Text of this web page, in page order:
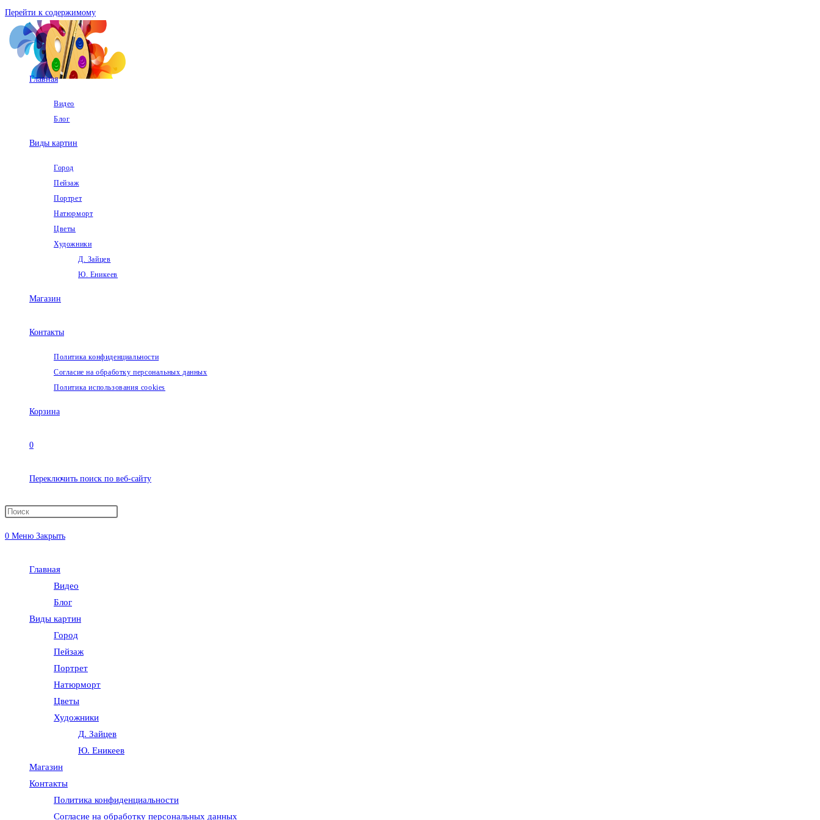
Перейти к содержимому
Главная
Видео
Блог
Виды картин
Город
Пейзаж
Портрет
Натюрморт
Цветы
Художники
Д. Зайцев
Ю. Еникеев
Магазин
Контакты
Политика конфиденциальности
Согласие на обработку персональных данных
Политика использования cookies
Корзина
0
Переключить поиск по веб-сайту
0 Меню Закрыть
Главная
Видео
Блог
Виды картин
Город
Пейзаж
Портрет
Натюрморт
Цветы
Художники
Д. Зайцев
Ю. Еникеев
Магазин
Контакты
Политика конфиденциальности
Согласие на обработку персональных данных